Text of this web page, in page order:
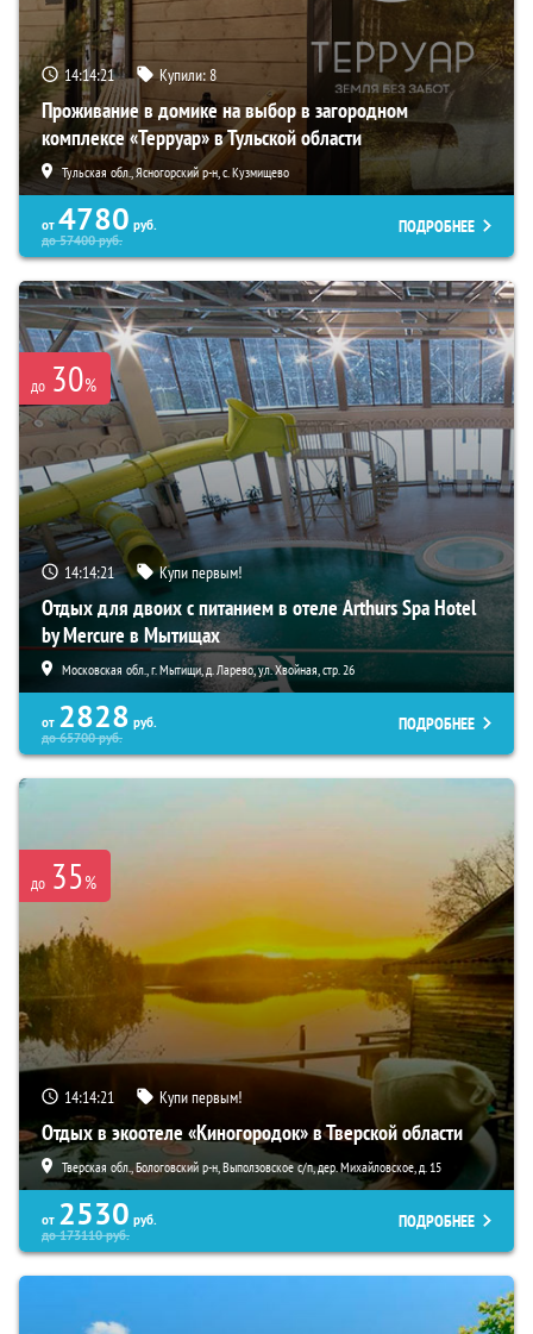
14:14:20 Купили:8
Проживание в домике на выбор в загородном
комплексе «Терруар» в Тульской области
Тульская обл., Ясногорский р-н, с. Кузмищево
от 4780 руб.
до57400руб.
ПОДРОБНЕЕ
до 30%
14:14:20 Купи первым!
Отдых для двоих с питанием в отеле Arthurs Spa Hotel
by Mercure в Мытищах
Московская обл., г. Мытищи, д. Ларево, ул. Хвойная, стр. 26
от 2828 руб.
до65700руб.
ПОДРОБНЕЕ
до 35%
14:14:20 Купи первым!
Отдых в экоотеле «Киногородок» в Тверской области
Тверская обл., Бологовский р-н, Выползовское с/п, дер. Михайловское, д. 15
от 2530 руб.
до173110руб.
ПОДРОБНЕЕ